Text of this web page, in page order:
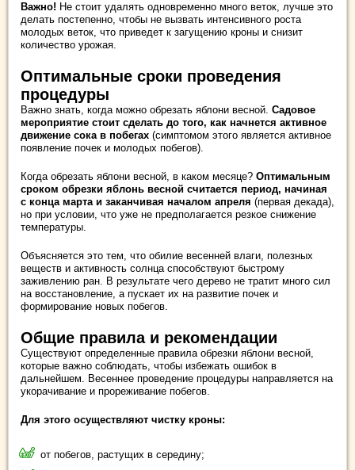
Важно! Не стоит удалять одновременно много веток, лучше это
делать постепенно, чтобы не вызвать интенсивного роста
молодых веток, что приведет к загущению кроны и снизит
количество урожая.
Оптимальные сроки проведения
процедуры
Важно знать, когда можно обрезать яблони весной. Садовое
мероприятие стоит сделать до того, как начнется активное
движение сока в побегах (симптомом этого является активное
появление почек и молодых побегов).
Когда обрезать яблони весной, в каком месяце? Оптимальным
сроком обрезки яблонь весной считается период, начиная
с конца марта и заканчивая началом апреля (первая декада),
но при условии, что уже не предполагается резкое снижение
температуры.
Объясняется это тем, что обилие весенней влаги, полезных
веществ и активность солнца способствуют быстрому
заживлению ран. В результате чего дерево не тратит много сил
на восстановление, а пускает их на развитие почек и
формирование новых побегов.
Общие правила и рекомендации
Существуют определенные правила обрезки яблони весной,
которые важно соблюдать, чтобы избежать ошибок в
дальнейшем. Весеннее проведение процедуры направляется на
укорачивание и прореживание побегов.
Для этого осуществляют чистку кроны:
от побегов, растущих в середину;